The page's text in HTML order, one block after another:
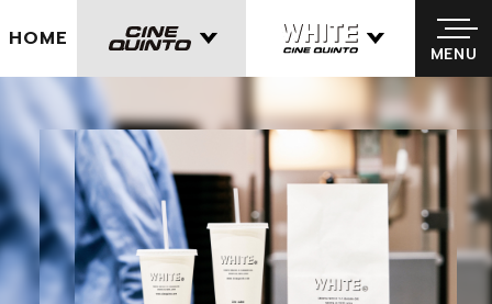
HOME
MENU
MENU